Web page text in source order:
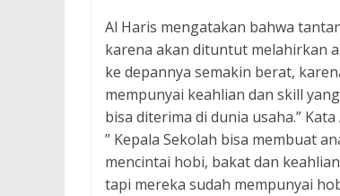
Al Haris mengatakan bahwa
karena akan dituntut melahirkan
ke depannya semakin berat,
mempunyai keahlian dan skill
bisa diterima di dunia usaha.” Kata
” Kepala Sekolah bisa membuat
mencintai hobi, bakat dan
tapi mereka sudah mempunyai